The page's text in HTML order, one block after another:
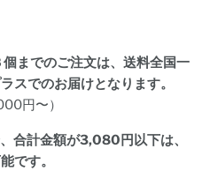
個までのご注文は、送料全国一
スでのお届けとなります。
円〜）
合計金額が3,080円以下は、
です。